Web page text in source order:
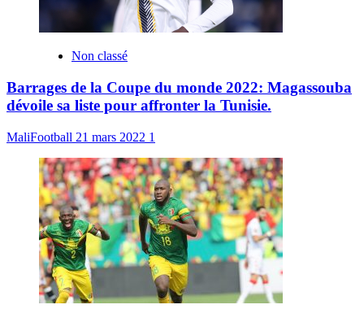
Non classé
Barrages de la Coupe du monde 2022: Magassouba
dévoile sa liste pour affronter la Tunisie.
MaliFootball 21 mars 2022 1